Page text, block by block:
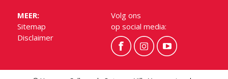
MEER:
Sitemap
Disclaimer
Volg ons
op social media: